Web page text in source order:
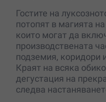
Гостите на
потопят в магията
които могат да
производствената
подземия, коридори
Краят на всяка
дегустация на
следва